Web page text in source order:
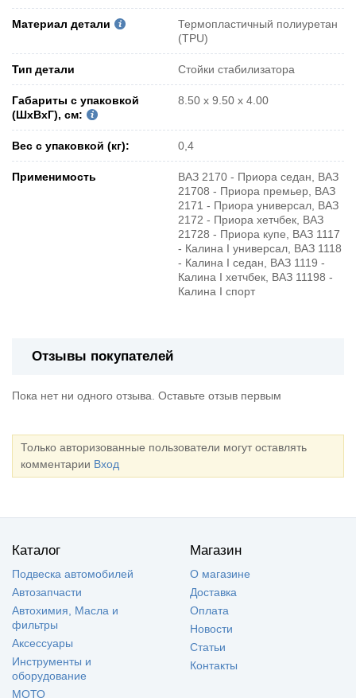
Материал детали
Термопластичный полиуретан
(TPU)
Тип детали Стойки стабилизатора
Габариты с упаковкой
(ШxВxГ), см:
8.50 x 9.50 x 4.00
Вес с упаковкой (кг): 0,4
Применимость
ВАЗ 2170 - Приора седан, ВАЗ
21708 - Приора премьер, ВАЗ
2171 - Приора универсал, ВАЗ
2172 - Приора хетчбек, ВАЗ
21728 - Приора купе, ВАЗ 1117
- Калина I универсал, ВАЗ 1118
- Калина I седан, ВАЗ 1119 -
Калина I хетчбек, ВАЗ 11198 -
Калина I спорт
Отзывы покупателей
Пока нет ни одного отзыва. Оставьте отзыв первым
Только авторизованные пользователи могут оставлять
комментарии Вход
Каталог
Подвеска автомобилей
Автозапчасти
Автохимия, Масла и
фильтры
Аксессуары
Инструменты и
оборудование
МОТО
Магазин
О магазине
Доставка
Оплата
Новости
Статьи
Контакты